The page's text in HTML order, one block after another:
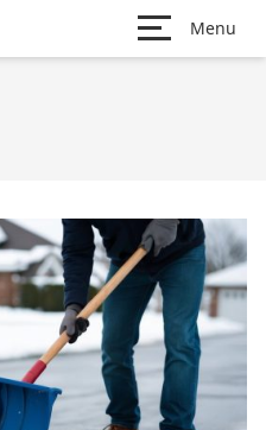
Menu